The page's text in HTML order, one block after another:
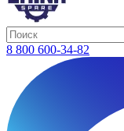
8 800 600-34-82